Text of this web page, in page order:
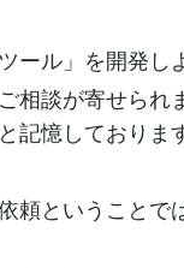
ール」を開発し
相談が寄せられ
記憶しておりま
ということで